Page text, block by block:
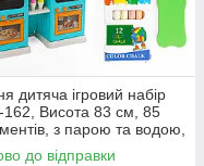
дитяча ігровий набір
162, Висота 83 см, 85
з парою та водою,
і звуками
до відправки